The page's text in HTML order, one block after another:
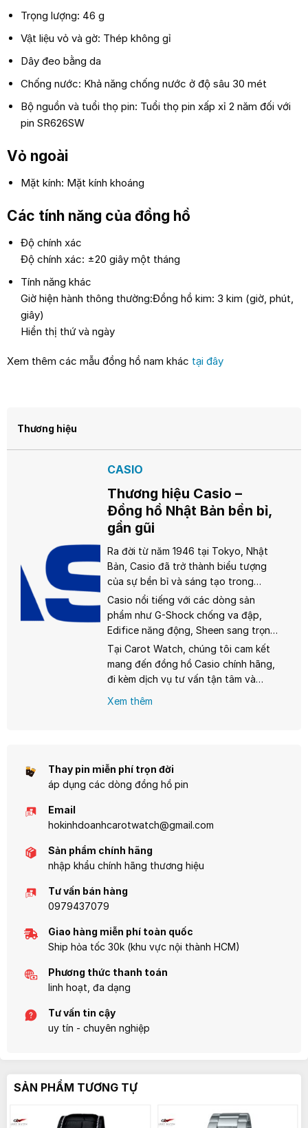
Trọng lượng: 46 g
Vật liệu vỏ và gờ: Thép không gỉ
Dây đeo bằng da
Chống nước: Khả năng chống nước ở độ sâu 30 mét
Bộ nguồn và tuổi thọ pin: Tuổi thọ pin xấp xỉ 2 năm đối với
pin SR626SW
Vỏ ngoài
Mặt kính: Mặt kính khoáng
Các tính năng của đồng hồ
Độ chính xác
Độ chính xác: ±20 giây một tháng
Tính năng khác
Giờ hiện hành thông thường:Đồng hồ kim: 3 kim (giờ, phút,
giây)
Hiển thị thứ và ngày
Xem thêm các mẫu đồng hồ nam khác tại đây
Thương hiệu
CASIO
Thương hiệu Casio –
Đồng hồ Nhật Bản bền bỉ,
gần gũi
Ra đời từ năm 1946 tại Tokyo, Nhật
Bản, Casio đã trở thành biểu tượng
của sự bền bỉ và sáng tạo trong
ngành đồng hồ. Từ chiếc đồng hồ
điện tử đầu tiên Casiotron năm 1974,
Casio không ngừng đổi mới, mang
đến những sản phẩm chất lượng với
giá cả phải chăng, phù hợp cho mọi
đối tượng từ học sinh, sinh viên đến
người trưởng thành.
Casio nổi tiếng với các dòng sản
phẩm như G-Shock chống va đập,
Edifice năng động, Sheen sang trọng
dành cho phái nữ, và đặc biệt là
dòng Vintage với phong cách cổ
điển, thời thượng. Mỗi chiếc đồng hồ
chính hãng, sử dụng bộ máy quartz
Tại Carot Watch, chúng tôi cam kết
mang đến đồng hồ Casio chính hãng,
đi kèm dịch vụ tư vấn tận tâm và
Xem thêm
Thay pin miễn phí trọn đời
áp dụng các dòng đồng hồ pin
Email
hokinhdoanhcarotwatch@gmail.com
Sản phẩm chính hãng
nhập khẩu chính hãng thương hiệu
Tư vấn bán hàng
0979437079
Giao hàng miễn phí toàn quốc
Ship hỏa tốc 30k (khu vực nội thành HCM)
Phương thức thanh toán
linh hoạt, đa dạng
Tư vấn tin cậy
uy tín - chuyên nghiệp
SẢN PHẨM TƯƠNG TỰ